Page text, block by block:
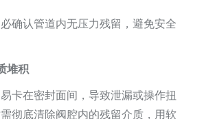
确认管道内无压力残留，避免安全
堆积
卡在密封面间，导致泄漏或操作扭
彻底清除阀腔内的残留介质，用软